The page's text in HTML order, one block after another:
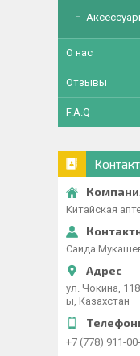
О нас
Отзывы
F.A.Q
Китайская
Саида
ул. Чокина,
ы, Казахстан
+7 (778) 911-